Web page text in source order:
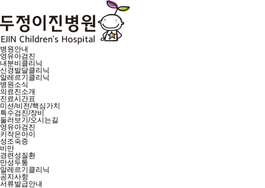
병원안내
영유아검진
내분비클리닉
신경발달클리닉
알레르기클리닉
병원소식
의료진소개
진료시간표
미션/비전/핵심가치
특수검진/장비
둘러보기/오시는길
영유아검진
키작은아이
성조숙증
비만
경련성질환
만성두통
알레르기클리닉
공지사항
서류발급안내